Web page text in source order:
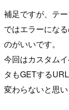
補足ですが、テ
ではエラーにな
のがいいです。
今回はカスタム
タもGETする
変わらないと思い